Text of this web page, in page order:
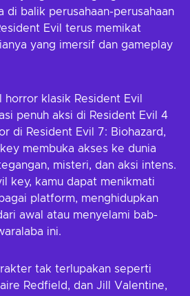
di balik perusahaan-perusahaan
Evil terus memikat
yang imersif dan gameplay
horror klasik Resident Evil
penuh aksi di Resident Evil 4
di Resident Evil 7: Biohazard,
membuka akses ke dunia
misteri, dan aksi intens.
key, kamu dapat menikmati
platform, menghidupkan
awal atau menyelami bab-
ini.
tak terlupakan seperti
Redfield, dan Jill Valentine,